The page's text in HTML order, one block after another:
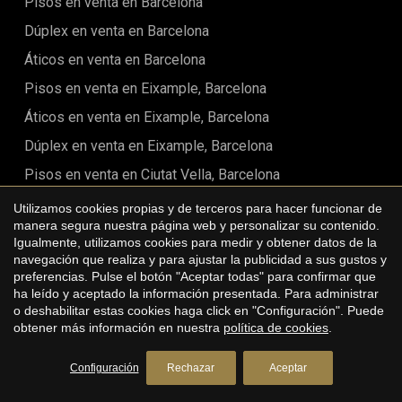
Dúplex en venta en Barcelona
Áticos en venta en Barcelona
Pisos en venta en Eixample, Barcelona
Áticos en venta en Eixample, Barcelona
Dúplex en venta en Eixample, Barcelona
Pisos en venta en Ciutat Vella, Barcelona
Áticos en venta en Ciutat Vella, Barcelona
Pisos en venta en Sant Marti, Barcelona
Pisos en venta en Eixample Derecha, Barcelona
Áticos en venta en Eixample Derecha, Barcelona
Dúplex en venta en Eixample Derecha, Barcelona
Pisos en venta en Sant Antoni, Barcelona
Utilizamos cookies propias y de terceros para hacer funcionar de
manera segura nuestra página web y personalizar su contenido.
Igualmente, utilizamos cookies para medir y obtener datos de la
navegación que realiza y para ajustar la publicidad a sus gustos y
preferencias. Pulse el botón "Aceptar todas" para confirmar que
ha leído y aceptado la información presentada. Para administrar
o deshabilitar estas cookies haga click en "Configuración". Puede
obtener más información en nuestra política de cookies
Configuración Rechazar Aceptar